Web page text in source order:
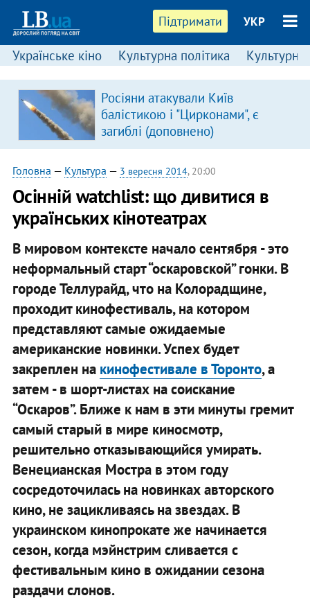
Підтримати УКР
Українське кіно Культурна політика Культурні
Росіяни атакували Київ
балістикою і "Цирконами", є
загиблі (доповнено)
Головна — Культура — 3 вересня 2014, 20:00
Осінній watchlist: що дивитися в
українських кінотеатрах
В мировом контексте начало сентября - это
неформальный старт “оскаровской” гонки. В
городе Теллурайд, что на Колорадщине,
проходит кинофестиваль, на котором
представляют самые ожидаемые
американские новинки. Успех будет
закреплен на кинофестивале в Торонто, а
затем - в шорт-листах на соискание
“Оскаров”. Ближе к нам в эти минуты гремит
самый старый в мире киносмотр,
решительно отказывающийся умирать.
Венецианская Мостра в этом году
сосредоточилась на новинках авторского
кино, не зацикливаясь на звездах. В
украинском кинопрокате же начинается
сезон, когда мэйнстрим сливается с
фестивальным кино в ожидании сезона
раздачи слонов.